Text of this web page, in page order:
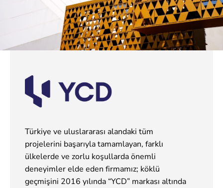
Türkiye ve uluslararası alandaki tüm
projelerini başarıyla tamamlayan, farklı
ülkelerde ve zorlu koşullarda önemli
deneyimler elde eden firmamız; köklü
geçmişini 2016 yılında “YCD” markası altında